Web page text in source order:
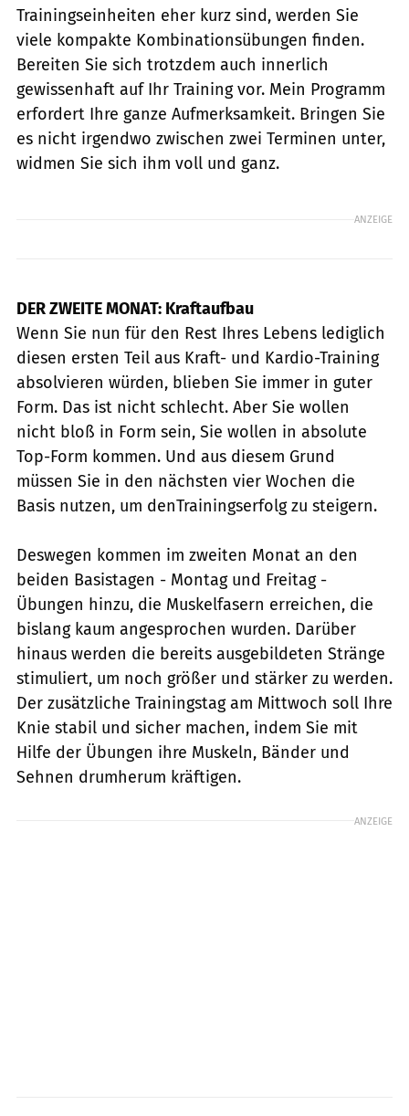
Trainingseinheiten eher kurz sind, werden Sie
viele kompakte Kombinationsübungen finden.
Bereiten Sie sich trotzdem auch innerlich
gewissenhaft auf Ihr Training vor. Mein Programm
erfordert Ihre ganze Aufmerksamkeit. Bringen Sie
es nicht irgendwo zwischen zwei Terminen unter,
widmen Sie sich ihm voll und ganz.
ANZEIGE
DER ZWEITE MONAT: Kraftaufbau
Wenn Sie nun für den Rest Ihres Lebens lediglich
diesen ersten Teil aus Kraft- und Kardio-Training
absolvieren würden, blieben Sie immer in guter
Form. Das ist nicht schlecht. Aber Sie wollen
nicht bloß in Form sein, Sie wollen in absolute
Top-Form kommen. Und aus diesem Grund
müssen Sie in den nächsten vier Wochen die
Basis nutzen, um denTrainingserfolg zu steigern.
Deswegen kommen im zweiten Monat an den
beiden Basistagen - Montag und Freitag -
Übungen hinzu, die Muskelfasern erreichen, die
bislang kaum angesprochen wurden. Darüber
hinaus werden die bereits ausgebildeten Stränge
stimuliert, um noch größer und stärker zu werden.
Der zusätzliche Trainingstag am Mittwoch soll Ihre
Knie stabil und sicher machen, indem Sie mit
Hilfe der Übungen ihre Muskeln, Bänder und
Sehnen drumherum kräftigen.
ANZEIGE